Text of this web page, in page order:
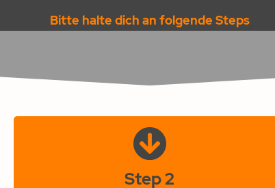
Bitte halte dich an folgende Steps
Step 2